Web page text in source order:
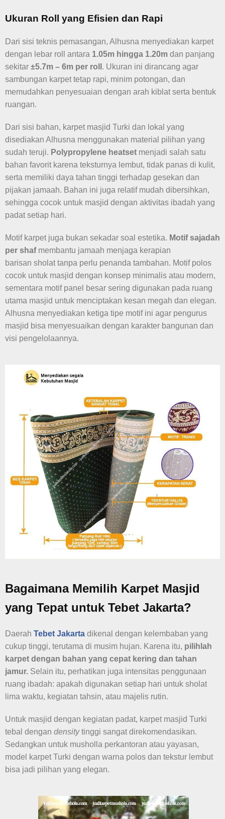
Ukuran Roll yang Efisien dan Rapi
Dari sisi teknis pemasangan, Alhusna menyediakan karpet
dengan lebar roll antara 1.05m hingga 1.20m dan panjang
sekitar ±5.7m – 6m per roll . Ukuran ini dirancang agar
sambungan karpet tetap rapi, minim potongan, dan
memudahkan penyesuaian dengan arah kiblat serta bentuk
ruangan.
Dari sisi bahan, karpet masjid Turki dan lokal yang
disediakan Alhusna menggunakan material pilihan yang
sudah teruji. Polypropylene heatset menjadi salah satu
bahan favorit karena teksturnya lembut, tidak panas di kulit,
serta memiliki daya tahan tinggi terhadap gesekan dan
pijakan jamaah. Bahan ini juga relatif mudah dibersihkan,
sehingga cocok untuk masjid dengan aktivitas ibadah yang
padat setiap hari.
Motif karpet juga bukan sekadar soal estetika. Motif sajadah
per shafmembantu jamaah menjaga kerapian
barisan sholat tanpa perlu penanda tambahan. Motif polos
cocok untuk masjid dengan konsep minimalis atau modern,
sementara motif panel besar sering digunakan pada ruang
utama masjid untuk menciptakan kesan megah dan elegan.
Alhusna menyediakan ketiga tipe motif ini agar pengurus
masjid bisa menyesuaikan dengan karakter bangunan dan
visi pengelolaannya.
Bagaimana Memilih Karpet Masjid
yang Tepat untuk Tebet Jakarta?
Daerah Tebet Jakarta dikenal dengan kelembaban yang
cukup tinggi, terutama di musim hujan. Karena itu, pilihlah
karpet dengan bahan yang cepat kering dan tahan
jamur. Selain itu, perhatikan juga intensitas penggunaan
ruang ibadah: apakah digunakan setiap hari untuk sholat
lima waktu, kegiatan tahsin, atau majelis rutin.
Untuk masjid dengan kegiatan padat, karpet masjid Turki
tebal dengan densitytinggi sangat direkomendasikan.
Sedangkan untuk musholla perkantoran atau yayasan,
model karpet Turki dengan warna polos dan tekstur lembut
bisa jadi pilihan yang elegan.